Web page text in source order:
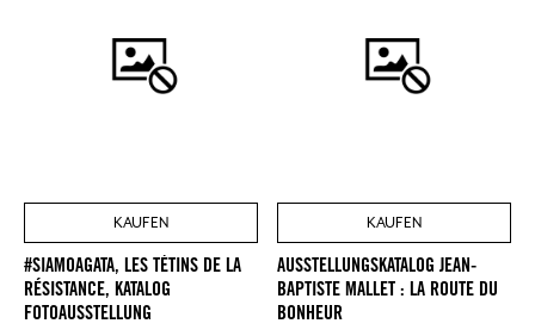
KAUFEN
#SIAMOAGATA, LES TÉTINS DE LA
RÉSISTANCE, KATALOG
FOTOAUSSTELLUNG
KAUFEN
AUSSTELLUNGSKATALOG JEAN-
BAPTISTE MALLET : LA ROUTE DU
BONHEUR